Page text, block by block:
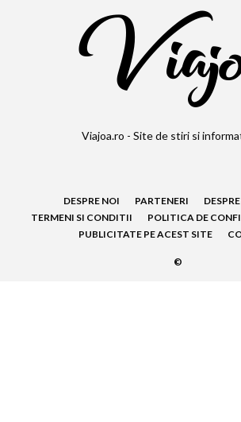
Viajoa.ro - Site de stiri si
DESPRE NOI PARTENERI
TERMENI SI CONDITII
POLITICA DE
PUBLICITATE PE ACEST SITE
©